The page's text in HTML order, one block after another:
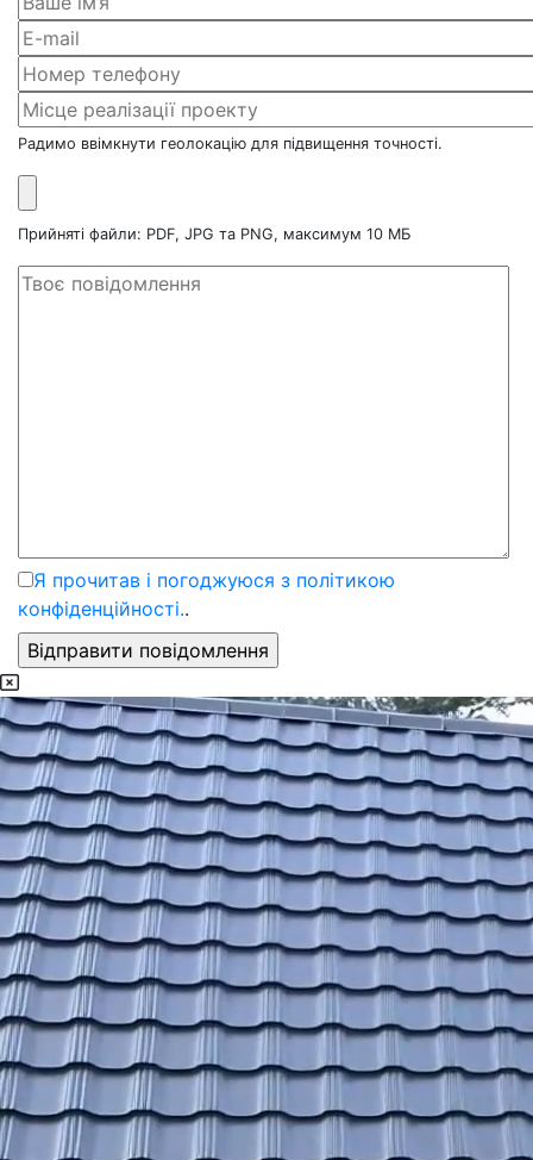
Радимо ввімкнути геолокацію для підвищення точності.
Прийняті файли: PDF, JPG та PNG, максимум 10 МБ
Я прочитав і погоджуюся з політикою
конфіденційності..